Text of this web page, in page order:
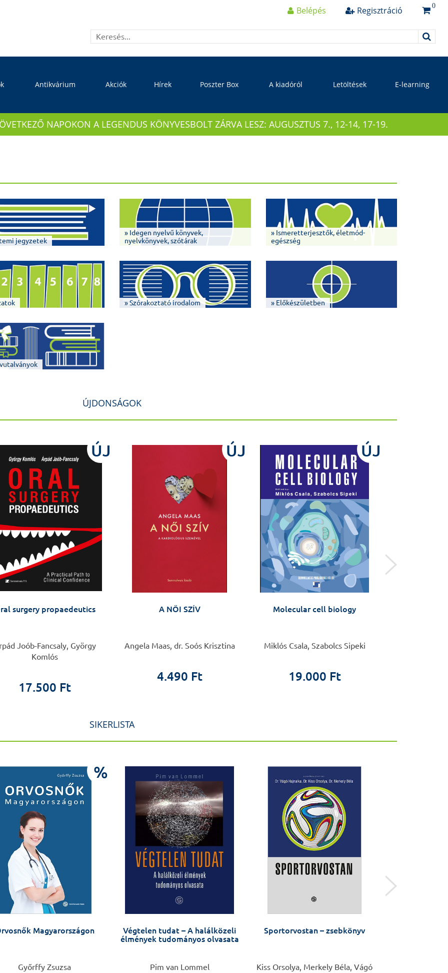
Belépés Regisztráció 0
Antikvárium Akciók Hírek Poszter Box A kiadóról Letöltések E-learning
NAPOKON A LEGENDUS KÖNYVESBOLT ZÁRVA LESZ: AUGUSZTUS 7., 12-14, 17-19.
jegyzetek
» Idegen nyelvű könyvek,
nyelvkönyvek, szótárak
» Ismeretterjesztők, életmód-
egészség
» Szórakoztató irodalom » Előkészületben
ÚJDONSÁGOK
ÚJ
surgery propaedeutics
Joób-Fancsaly, György
Komlós
17.500 Ft
ÚJ
A NŐI SZÍV
Angela Maas, dr. Soós Krisztina
4.490 Ft
ÚJ
Molecular cell biology
Miklós Csala, Szabolcs Sipeki
19.000 Ft
SIKERLISTA
%
Magyarországon
Győrffy Zsuzsa
Végtelen tudat – A halálközeli
élmények tudományos olvasata
Pim van Lommel
Sportorvostan – zsebkönyv
Kiss Orsolya, Merkely Béla, Vágó